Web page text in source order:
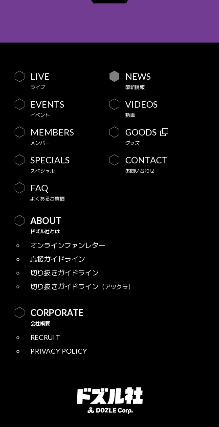
LIVE
ライブ
NEWS
最新情報
EVENTS
イベント
VIDEOS
動画
MEMBERS
メンバー
GOODS
グッズ
SPECIALS
スペシャル
CONTACT
お問い合わせ
FAQ
よくあるご質問
ABOUT
ドズル社とは
オンラインファンレター
応援ガイドライン
切り抜きガイドライン
切り抜きガイドライン （アツクラ）
CORPORATE
会社概要
RECRUIT
PRIVACY POLICY